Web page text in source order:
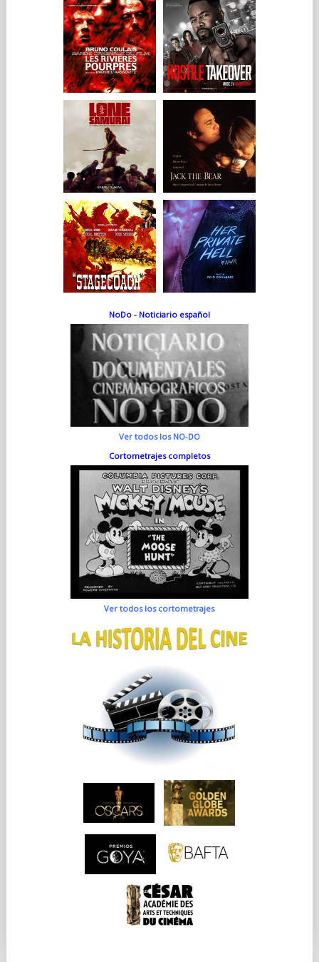
NoDo - Noticiario español
Ver todos los NO-DO
Cortometrajes completos
Ver todos los cortometrajes